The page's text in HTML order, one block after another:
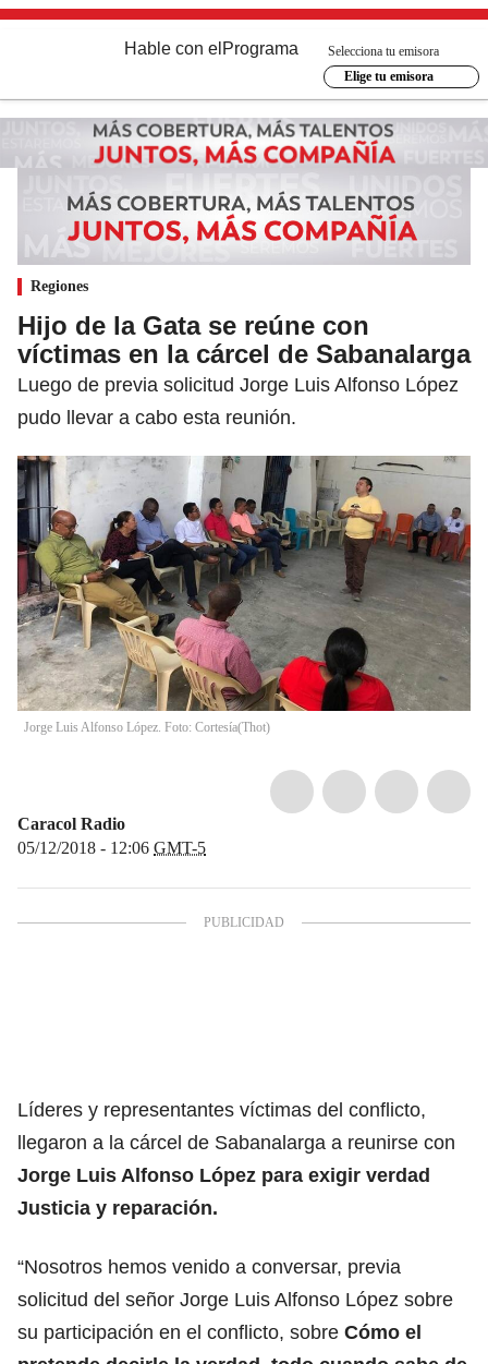
Hable con el Programa
Selecciona tu emisora
Elige tu emisora
Regiones
Hijo de la Gata se reúne con
víctimas en la cárcel de Sabanalarga
Luego de previa solicitud Jorge Luis Alfonso López
pudo llevar a cabo esta reunión.
Jorge Luis Alfonso López. Foto: Cortesía(Thot)
Caracol Radio
05/12/2018 - 12:06 GMT-5
Líderes y representantes víctimas del conflicto,
llegaron a la cárcel de Sabanalarga a reunirse con
Jorge Luis Alfonso López para exigir verdad
Justicia y reparación.
“Nosotros hemos venido a conversar, previa
solicitud del señor Jorge Luis Alfonso López sobre
su participación en el conflicto, sobre Cómo el